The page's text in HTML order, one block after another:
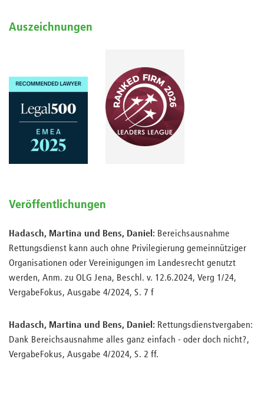
Auszeichnungen
Veröffentlichungen
Hadasch, Martina und Bens, Daniel: Bereichsausnahme
Rettungsdienst kann auch ohne Privilegierung gemeinnütziger
Organisationen oder Vereinigungen im Landesrecht genutzt
werden, Anm. zu OLG Jena, Beschl. v. 12.6.2024, Verg 1/24,
VergabeFokus, Ausgabe 4/2024, S. 7 f
Hadasch, Martina und Bens, Daniel: Rettungsdienstvergaben:
Dank Bereichsausnahme alles ganz einfach - oder doch nicht?,
VergabeFokus, Ausgabe 4/2024, S. 2 ff.